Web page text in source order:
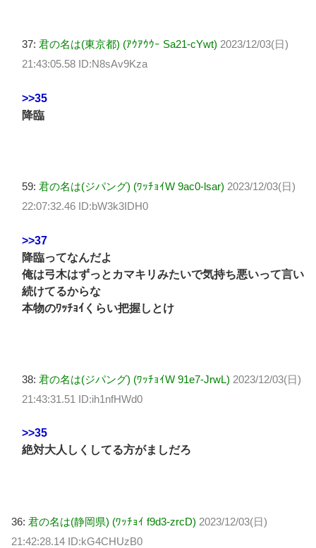
37: 君の名は(東京都) (ｱｳｱｳｳｰ Sa21-cYwt) 2023/12/03(日)
21:43:05.58 ID:N8sAv9Kza
>>35
降臨
59: 君の名は(ジパング) (ﾜｯﾁｮｲW 9ac0-lsar) 2023/12/03(日)
22:07:32.46 ID:bW3k3IDH0
>>37
降臨ってなんだよ
俺は弓木はずっとカマキリみたいで気持ち悪いって言い
続けてるからな
本物のﾜｯﾁｮｲくらい把握しとけ
38: 君の名は(ジパング) (ﾜｯﾁｮｲW 91e7-JrwL) 2023/12/03(日)
21:43:31.51 ID:ih1nfHWd0
>>35
絶対大人しくしてる方がましだろ
36: 君の名は(静岡県) (ﾜｯﾁｮｲ f9d3-zrcD) 2023/12/03(日)
21:42:28.14 ID:kG4CHUzB0